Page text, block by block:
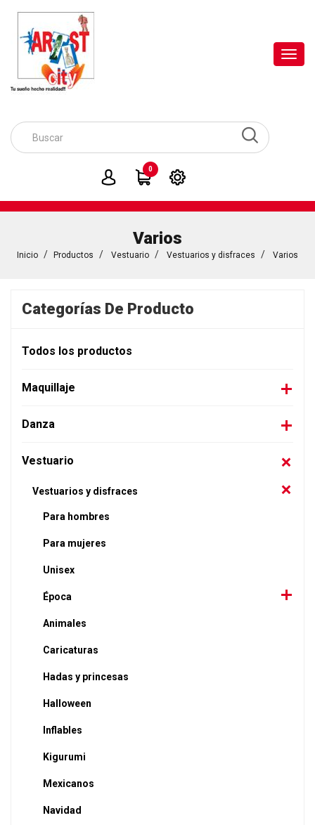
0
Varios
Inicio Productos Vestuario Vestuarios y disfraces Varios
Categorías De Producto
Todos los productos
Maquillaje
Danza
Vestuario
Vestuarios y disfraces
Para hombres
Para mujeres
Unisex
Época
Animales
Caricaturas
Hadas y princesas
Halloween
Inflables
Kigurumi
Mexicanos
Navidad